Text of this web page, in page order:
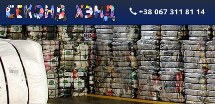
+38 067 311 81 14